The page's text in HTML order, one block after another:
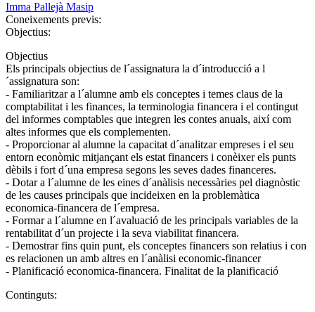
Imma Pallejà Masip
Coneixements previs:
Objectius:
Objectius
Els principals objectius de l´assignatura la d´introducció a l
´assignatura son:
- Familiaritzar a l´alumne amb els conceptes i temes claus de la
comptabilitat i les finances, la terminologia financera i el contingut
del informes comptables que integren les contes anuals, així com
altes informes que els complementen.
- Proporcionar al alumne la capacitat d´analitzar empreses i el seu
entorn econòmic mitjançant els estat financers i conèixer els punts
dèbils i fort d´una empresa segons les seves dades financeres.
- Dotar a l´alumne de les eines d´anàlisis necessàries pel diagnòstic
de les causes principals que incideixen en la problemàtica
economica-financera de l´empresa.
- Formar a l´alumne en l´avaluació de les principals variables de la
rentabilitat d´un projecte i la seva viabilitat financera.
- Demostrar fins quin punt, els conceptes financers son relatius i con
es relacionen un amb altres en l´anàlisi economic-financer
- Planificació economica-financera. Finalitat de la planificació
Continguts: